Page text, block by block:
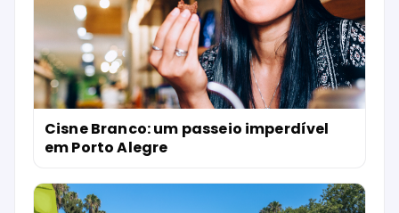
Cisne Branco: um passeio imperdível
em Porto Alegre